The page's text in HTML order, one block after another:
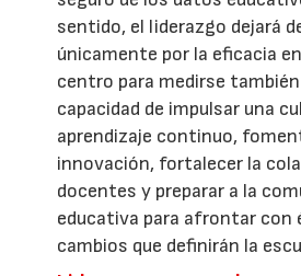
sentido, el liderazgo dejará
únicamente por la eficacia
centro para medirse
capacidad de impulsar una
aprendizaje continuo,
innovación, fortalecer la
docentes y preparar a la
educativa para afrontar con
cambios que definirán la